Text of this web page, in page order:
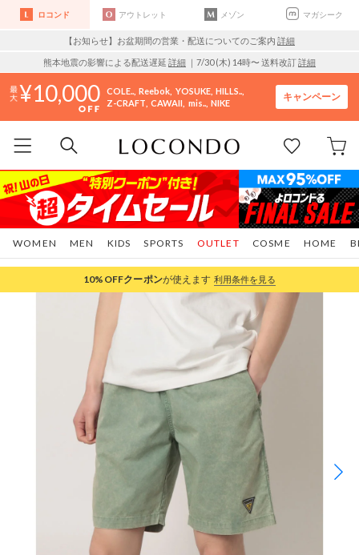
ロコンド アウトレット メゾン マガシーク
【お知らせ】お盆期間の営業・配送についてのご案内 詳細
熊本地震の影響による配送遅延 詳細 ｜7/30 (木) 14時〜 送料改訂詳細
10,000 COLE.. Reebok YOSUKE HILLS..
Z-CRAFT CAWAII mis.. NIKE
キャンペーン
WOMEN MEN KIDS SPORTS COSME HOME
OUTLET
10%OFFクーポンが使えます 利用条件を見る